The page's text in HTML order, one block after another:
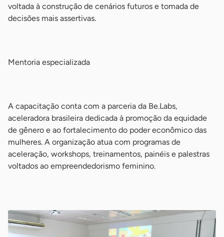
voltada à construção de cenários futuros e tomada de
decisões mais assertivas.
Mentoria especializada
A capacitação conta com a parceria da Be.Labs,
aceleradora brasileira dedicada à promoção da equidade
de gênero e ao fortalecimento do poder econômico das
mulheres. A organização atua com programas de
aceleração, workshops, treinamentos, painéis e palestras
voltados ao empreendedorismo feminino.